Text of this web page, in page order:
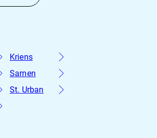
Verhaltensproblemen, die die
oder
Kriens
Sarnen
St. Urban